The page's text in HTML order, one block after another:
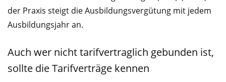
der Praxis steigt die Ausbildungsvergütung mit jedem
Ausbildungsjahr an.
Auch wer nicht tarifvertraglich gebunden ist,
sollte die Tarifverträge kennen